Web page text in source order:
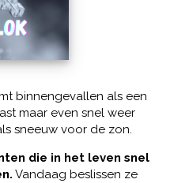
binnengevallen als een
maar even snel weer
sneeuw voor de zon.
die in het leven snel
Vandaag beslissen ze